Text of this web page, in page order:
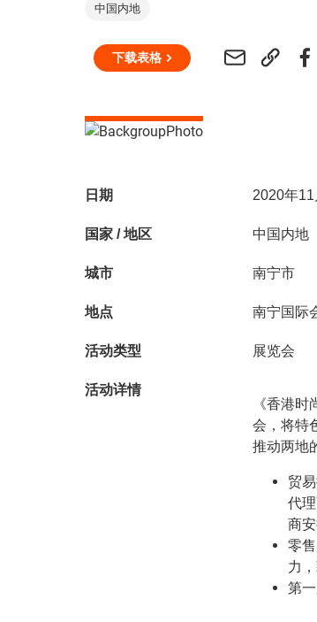
中国内地
下载表格
日期 2020年11
国家 / 地区 中国内地
城市 南宁市
地点 南宁国际
活动类型 展览会
活动详情
《香港
会，将特
推动两地
贸
代
商
零
力
第